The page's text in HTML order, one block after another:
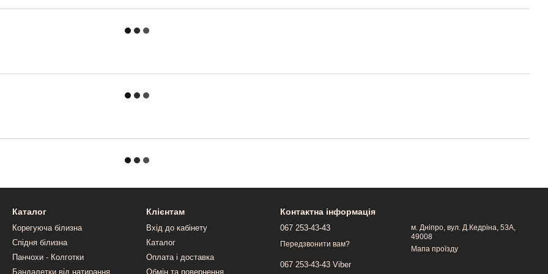
Каталог
Корегуюча білизна
Спідня білизна
Панчохи - Колготки
Бандалетки від натирання
Клієнтам
Вхід до кабінету
Каталог
Оплата і доставка
Обмін та повернення
Контактна інформація
067 253-43-43
Передзвонити вам?
067 253-43-43 Viber
м. Дніпро, вул. Д.Кедріна, 53А,
49008
Мапа проїзду